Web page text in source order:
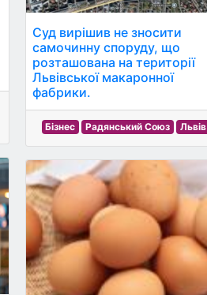
Суд вирішив не зносити
самочинну споруду, що
розташована на території
Львівської макаронної
фабрики.
Бізнес Радянський Союз Львів